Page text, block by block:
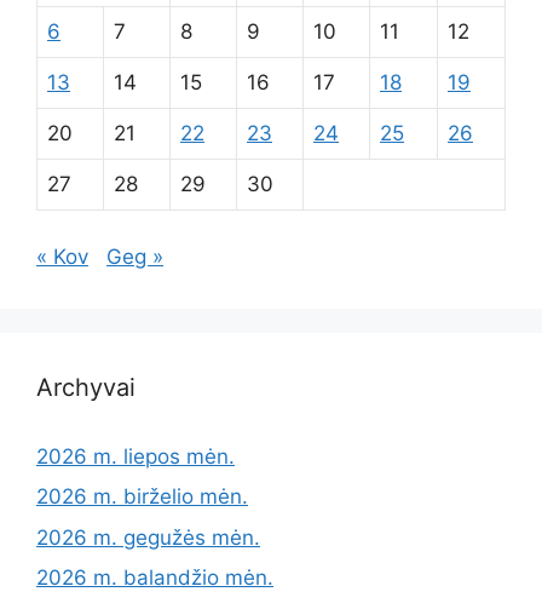
6 7 8 9 10 11 12
13 14 15 16 17 18 19
20 21 22 23 24 25 26
27 28 29 30
« Kov Geg »
Archyvai
2026 m. liepos mėn.
2026 m. birželio mėn.
2026 m. gegužės mėn.
2026 m. balandžio mėn.